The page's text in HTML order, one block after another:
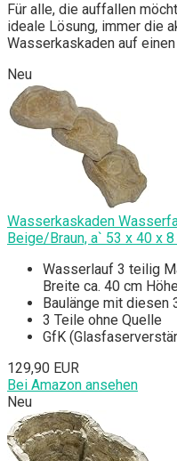
Für alle, die auffallen
ideale Lösung, immer die
Wasserkaskaden auf
Neu
Wasserkaskaden
Beige/Braun, a` 53 x 40 x
Wasserlauf 3 teilig
Breite ca. 40 cm
Baulänge mit diesen
3 Teile ohne Quelle
GfK
129,90 EUR
Bei Amazon ansehen
Neu